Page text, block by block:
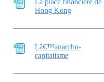
La place financiere de
Hong Kong
Lâ€™anarcho-
capitalisme